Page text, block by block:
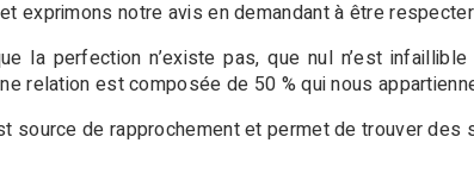
exprimons notre avis en demandant à être
la perfection n’existe pas, que nul n’est
relation est composée de 50 % qui nous
source de rapprochement et permet de trouver